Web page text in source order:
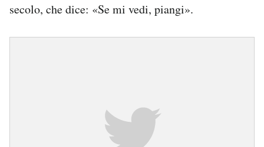
secolo, che dice: «Se mi vedi, piangi».